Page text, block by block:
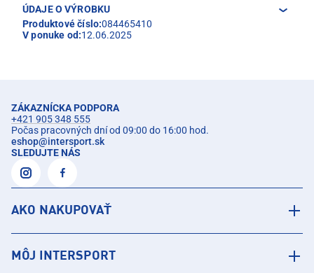
ÚDAJE O VÝROBKU
Produktové číslo:084465410
V ponuke od:12.06.2025
ZÁKAZNÍCKA PODPORA
+421 905 348 555
Počas pracovných dní od 09:00 do 16:00 hod.
eshop@intersport.sk
SLEDUJTE NÁS
AKO NAKUPOVAŤ
MÔJ INTERSPORT